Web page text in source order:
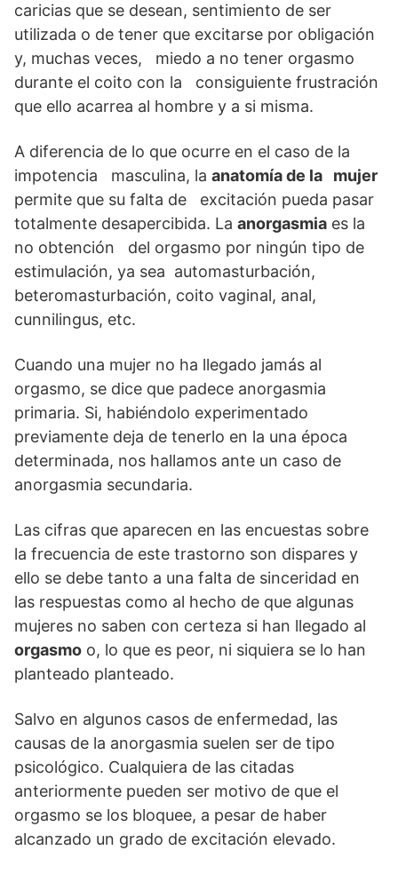
caricias que se desean, sentimiento de ser
utilizada o de tener que excitarse por obligación
y, muchas veces, miedo a no tener orgasmo
durante el coito con la consiguiente frustración
que ello acarrea al hombre y a si misma.
A diferencia de lo que ocurre en el caso de la
impotencia masculina, la anatomía de la mujer
permite que su falta de excitación pueda pasar
totalmente desapercibida. La anorgasmia es la
no obtención del orgasmo por ningún tipo de
estimulación, ya sea automasturbación,
beteromasturbación, coito vaginal, anal,
cunnilingus, etc.
Cuando una mujer no ha llegado jamás al
orgasmo, se dice que padece anorgasmia
primaria. Si, habiéndolo experimentado
previamente deja de tenerlo en la una época
determinada, nos hallamos ante un caso de
anorgasmia secundaria.
Las cifras que aparecen en las encuestas sobre
la frecuencia de este trastorno son dispares y
ello se debe tanto a una falta de sinceridad en
las respuestas como al hecho de que algunas
mujeres no saben con certeza si han llegado al
orgasmo o, lo que es peor, ni siquiera se lo han
planteado planteado.
Salvo en algunos casos de enfermedad, las
causas de la anorgasmia suelen ser de tipo
psicológico. Cualquiera de las citadas
anteriormente pueden ser motivo de que el
orgasmo se los bloquee, a pesar de haber
alcanzado un grado de excitación elevado.